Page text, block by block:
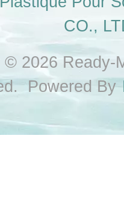
CO.,
© 2026 Ready-
Powered By